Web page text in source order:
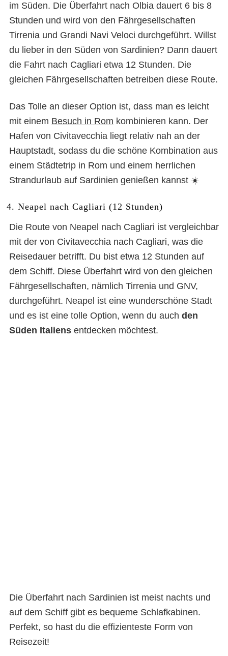
im Süden. Die Überfahrt nach Olbia dauert 6 bis 8
Stunden und wird von den Fährgesellschaften
Tirrenia und Grandi Navi Veloci durchgeführt. Willst
du lieber in den Süden von Sardinien? Dann dauert
die Fahrt nach Cagliari etwa 12 Stunden. Die
gleichen Fährgesellschaften betreiben diese Route.
Das Tolle an dieser Option ist, dass man es leicht
mit einem Besuch in Rom kombinieren kann. Der
Hafen von Civitavecchia liegt relativ nah an der
Hauptstadt, sodass du die schöne Kombination aus
einem Städtetrip in Rom und einem herrlichen
Strandurlaub auf Sardinien genießen kannst ☀️
4. Neapel nach Cagliari (12 Stunden)
Die Route von Neapel nach Cagliari ist vergleichbar
mit der von Civitavecchia nach Cagliari, was die
Reisedauer betrifft. Du bist etwa 12 Stunden auf
dem Schiff. Diese Überfahrt wird von den gleichen
Fährgesellschaften, nämlich Tirrenia und GNV,
durchgeführt. Neapel ist eine wunderschöne Stadt
und es ist eine tolle Option, wenn du auch den
Süden Italiens entdecken möchtest.
Die Überfahrt nach Sardinien ist meist nachts und
auf dem Schiff gibt es bequeme Schlafkabinen.
Perfekt, so hast du die effizienteste Form von
Reisezeit!